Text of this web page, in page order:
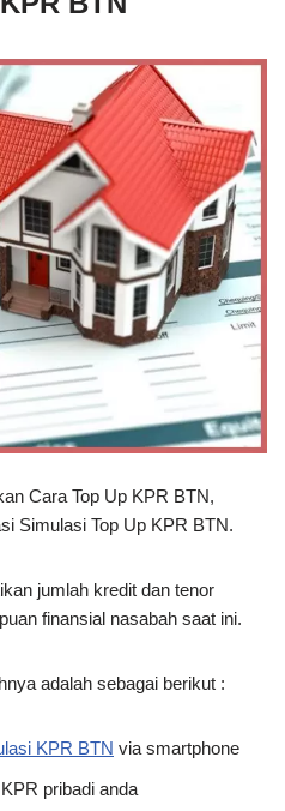
Cara Top Up KPR BTN,
Simulasi Top Up KPR BTN.
jumlah kredit dan tenor
finansial nasabah saat ini.
adalah sebagai berikut :
KPR BTN via smartphone
pribadi anda